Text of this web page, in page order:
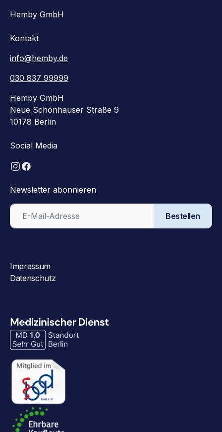
Hemby GmbH
Kontakt
info@hemby.de
030 837 99999
Hemby GmbH
Neue Schönhauser Straße 9
10178 Berlin
Social Media
Newsletter abonnieren
Bestellen
Impressum
Datenschutz